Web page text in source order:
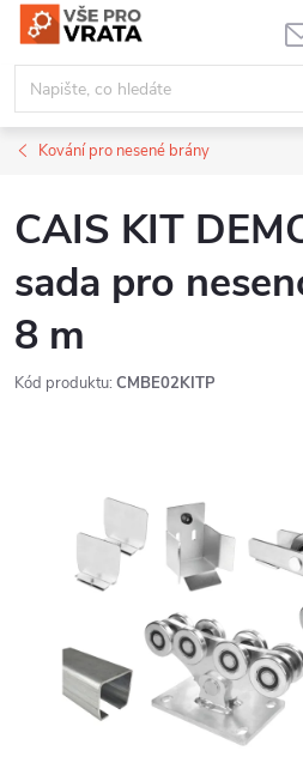
Přejít
obsah
Kování pro nesené brány
CAIS KIT
sada pro
8 m
Kód produktu: CMBE02KITP